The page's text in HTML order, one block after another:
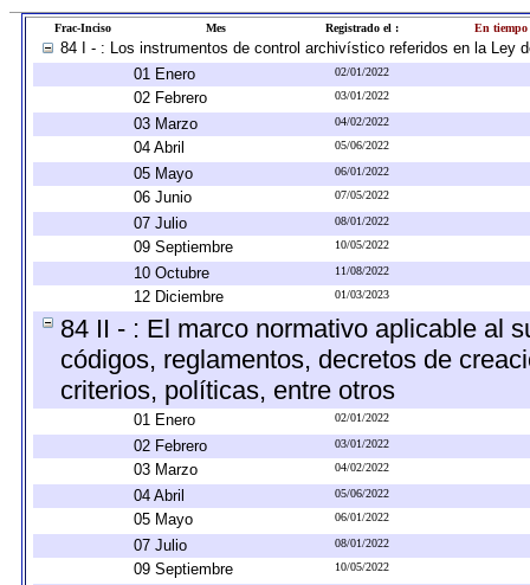
Frac-Inciso Mes Registrado el : En tiempo
84 I - : Los instrumentos de control archivístico referidos en la Ley
01 Enero
02/01/2022
02 Febrero 03/01/2022
03 Marzo 04/02/2022
04 Abril 05/06/2022
05 Mayo 06/01/2022
06 Junio 07/05/2022
07 Julio 08/01/2022
09 Septiembre 10/05/2022
10 Octubre 11/08/2022
12 Diciembre 01/03/2023
84 II - : El marco normativo aplicable al
códigos, reglamentos, decretos de
criterios, políticas, entre otros
01 Enero 02/01/2022
02 Febrero 03/01/2022
03 Marzo 04/02/2022
04 Abril 05/06/2022
05 Mayo 06/01/2022
07 Julio 08/01/2022
09 Septiembre 10/05/2022